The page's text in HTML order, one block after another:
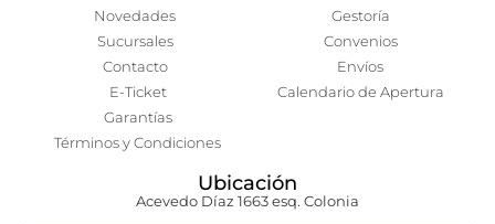
Novedades
Sucursales
Contacto
E-Ticket
Garantías
Términos y Condiciones
Gestoría
Convenios
Envíos
Calendario de Apertura
Ubicación
Acevedo Díaz 1663 esq. Colonia